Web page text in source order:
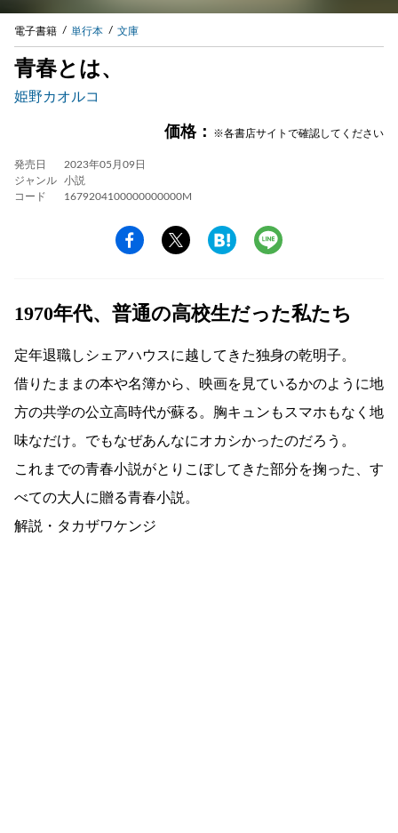
電子書籍 単行本 文庫
青春とは、
姫野カオルコ
価格： ※各書店サイトで確認してください
発売日
2023年05月09日
ジャンル
小説
コード
1679204100000000000M
1970年代、普通の高校生だった私たち
定年退職しシェアハウスに越してきた独身の乾明子。
借りたままの本や名簿から、映画を見ているかのように地
方の共学の公立高時代が蘇る。胸キュンもスマホもなく地
味なだけ。でもなぜあんなにオカシかったのだろう。
これまでの青春小説がとりこぼしてきた部分を掬った、す
べての大人に贈る青春小説。
解説・タカザワケンジ